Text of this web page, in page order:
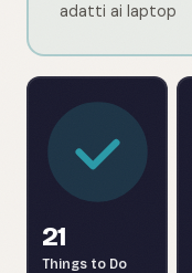
adatti ai laptop
21
Things to Do